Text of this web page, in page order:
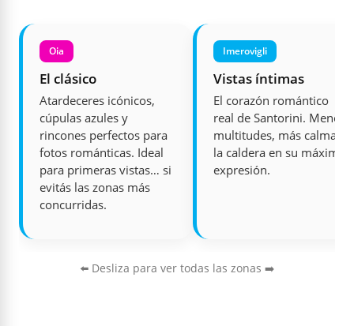
Oia
El clásico
Atardeceres icónicos,
cúpulas azules y
rincones perfectos para
fotos románticas. Ideal
para primeras vistas… si
evitás las zonas más
concurridas.
Imerovigli
Vistas íntimas
El corazón romántico
real de Santorini. Menos
multitudes, más calma, y
la caldera en su máxima
expresión.
⬅️ Desliza para ver todas las zonas ➡️